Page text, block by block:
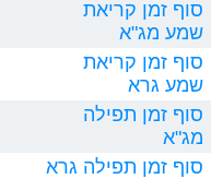
סוף זמן קריאת
שמע מג"א
סוף זמן קריאת
שמע גרא
סוף זמן תפילה
מג"א
סוף זמן תפילה גרא